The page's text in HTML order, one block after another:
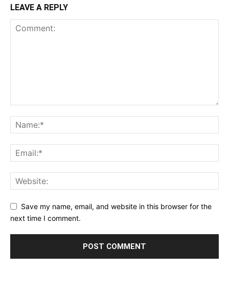
LEAVE A REPLY
Save my name, email, and website in this browser for the
next time I comment.